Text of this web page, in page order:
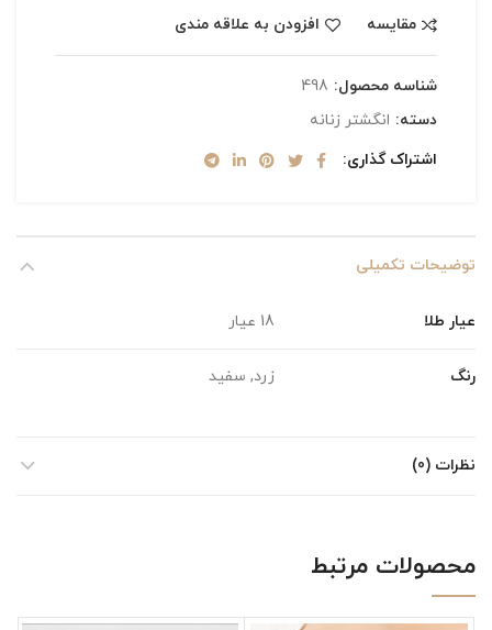
مقایسه افزودن به علاقه مندی
شناسه محصول: 498
دسته: انگشتر زنانه
اشتراک گذاری
توضیحات تکمیلی
عیار طلا 18 عیار
رنگ زرد, سفید
نظرات (0)
محصولات مرتبط